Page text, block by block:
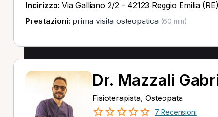
Indirizzo: Via Galliano 2/2 - 42123 Reggio Emilia (RE)
Prestazioni: prima visita osteopatica(60 min)
Dr. Mazzali
Fisioterapista, Osteopata
7 Recensioni